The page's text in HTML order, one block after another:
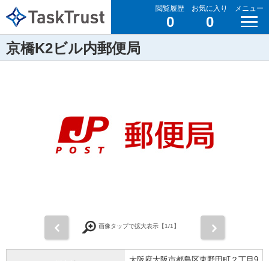
閲覧履歴
0
お気に入り
0
メニュー
京橋K2ビル内郵便局
画像タップで拡大表示【1/1】